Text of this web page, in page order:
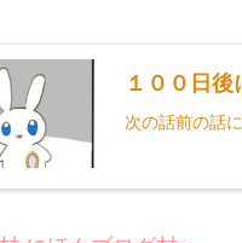
１００日後
次の話前の話